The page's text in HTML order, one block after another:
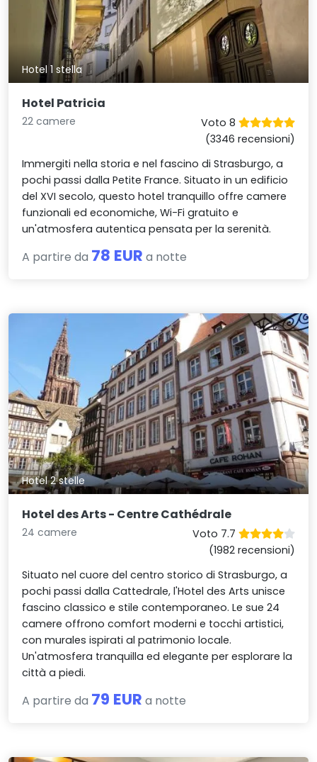
Hotel 1 stella
Hotel Patricia
22 camere
Voto 8
(3346 recensioni)
Immergiti nella storia e nel fascino di Strasburgo, a
pochi passi dalla Petite France. Situato in un edificio
del XVI secolo, questo hotel tranquillo offre camere
funzionali ed economiche, Wi-Fi gratuito e
un'atmosfera autentica pensata per la serenità.
A partire da 78 EUR a notte
Hotel 2 stelle
Hotel des Arts - Centre Cathédrale
24 camere
Voto 7.7
(1982 recensioni)
Situato nel cuore del centro storico di Strasburgo, a
pochi passi dalla Cattedrale, l'Hotel des Arts unisce
fascino classico e stile contemporaneo. Le sue 24
camere offrono comfort moderni e tocchi artistici,
con murales ispirati al patrimonio locale.
Un'atmosfera tranquilla ed elegante per esplorare la
città a piedi.
A partire da 79 EUR a notte